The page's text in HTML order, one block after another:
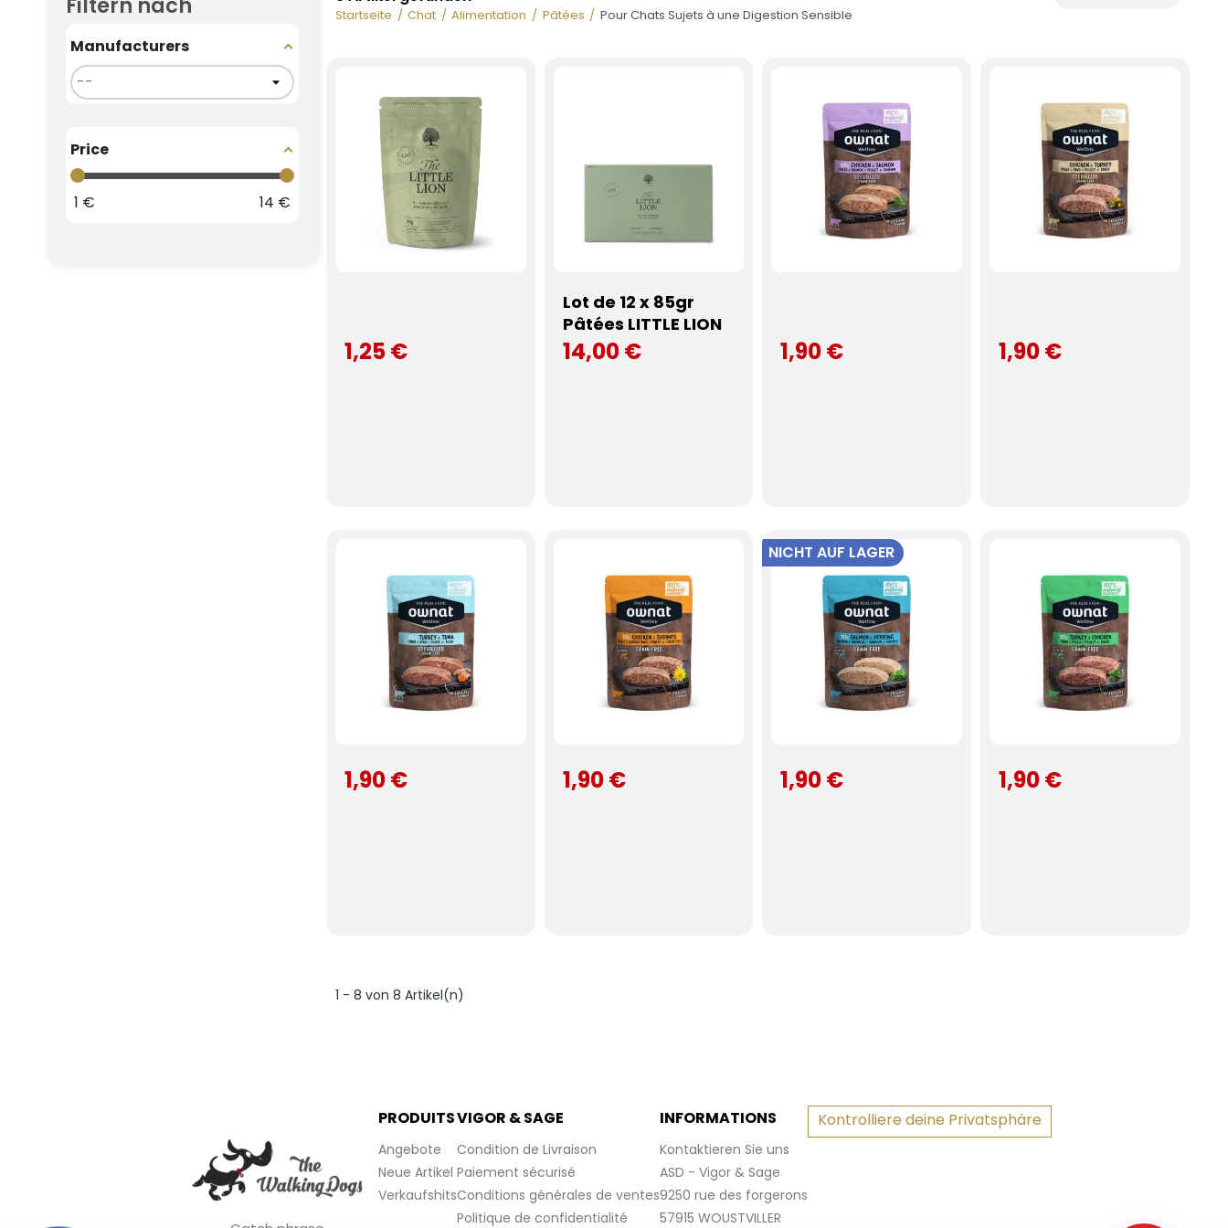
Manufacturers
Price
1 € 14 €
Startseite Chat Alimentation Pâtées Pour Chats Sujets à une Digestion Sensible
1,25 €
Lot de 12 x 85gr
Pâtées LITTLE LION
14,00 € 1,90 € 1,90 €
1,90 € 1,90 €
NICHT AUF LAGER
1,90 € 1,90 €
1 - 8 von 8 Artikel(n)
PRODUITS
Angebote
Neue Artikel
Verkaufshits
VIGOR & SAGE
Condition de Livraison
Paiement sécurisé
Conditions générales de ventes
Politique de confidentialité
INFORMATIONS
Kontaktieren Sie uns
ASD - Vigor & Sage
9250 rue des forgerons
57915 WOUSTVILLER
Kontrolliere deine Privatsphäre